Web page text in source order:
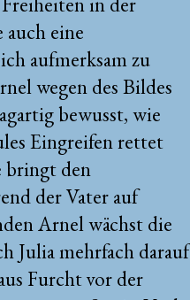
auch eine
aufmerksam zu
wegen des Bildes
bewusst, wie
Eingreifen rettet
bringt den
der Vater auf
Arnel wächst die
Julia mehrfach darauf
Furcht vor der